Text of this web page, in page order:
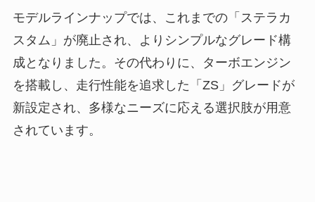
モデルラインナップでは、これまでの「ステラカ
スタム」が廃止され、よりシンプルなグレード構
成となりました。その代わりに、ターボエンジン
を搭載し、走行性能を追求した「ZS」グレードが
新設定され、多様なニーズに応える選択肢が用意
されています。